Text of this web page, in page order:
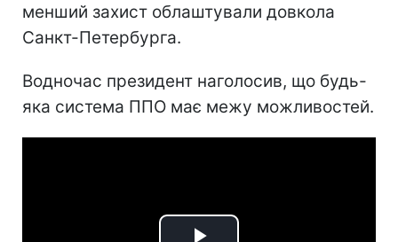
менший захист облаштували довкола
Санкт-Петербурга.
Водночас президент наголосив, що будь-
яка система ППО має межу можливостей.